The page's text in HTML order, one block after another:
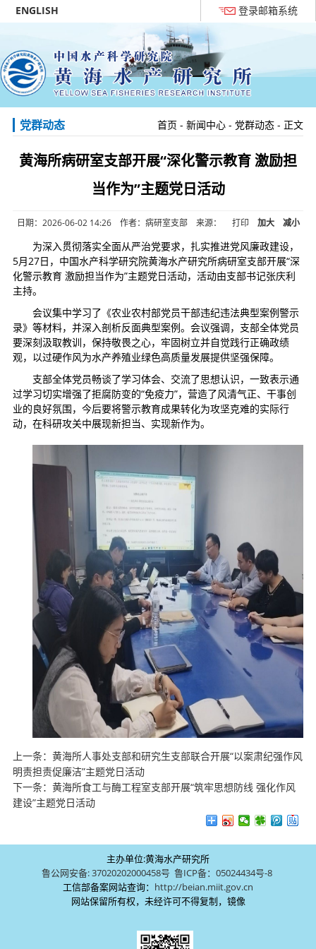
ENGLISH 登录邮箱系统
党群动态 首页 -新闻中心 - 党群动态 - 正文
黄海所病研室支部开展“深化警示教育 激励担
当作为”主题党日活动
日期：2026-06-02 14:26 作者：病研室支部 来源： 打印 加大 减小
为深入贯彻落实全面从严治党要求，扎实推进党风廉政建设，
5月27日，中国水产科学研究院黄海水产研究所病研室支部开展“深
化警示教育 激励担当作为”主题党日活动，活动由支部书记张庆利
主持。
会议集中学习了《农业农村部党员干部违纪违法典型案例警示
录》等材料，并深入剖析反面典型案例。会议强调，支部全体党员
要深刻汲取教训，保持敬畏之心，牢固树立并自觉践行正确政绩
观，以过硬作风为水产养殖业绿色高质量发展提供坚强保障。
支部全体党员畅谈了学习体会、交流了思想认识，一致表示通
过学习切实增强了拒腐防变的“免疫力”，营造了风清气正、干事创
业的良好氛围，今后要将警示教育成果转化为攻坚克难的实际行
动，在科研攻关中展现新担当、实现新作为。
上一条： 黄海所人事处支部和研究生支部联合开展“以案肃纪强作风
明责担责促廉洁”主题党日活动
下一条： 黄海所食工与酶工程室支部开展“筑牢思想防线 强化作风
建设”主题党日活动
主办单位:黄海水产研究所
鲁公网安备: 37020202000458号 鲁ICP备：05024434号-8
工信部备案网站查询： http://beian.miit.gov.cn
网站保留所有权，未经许可不得复制，镜像